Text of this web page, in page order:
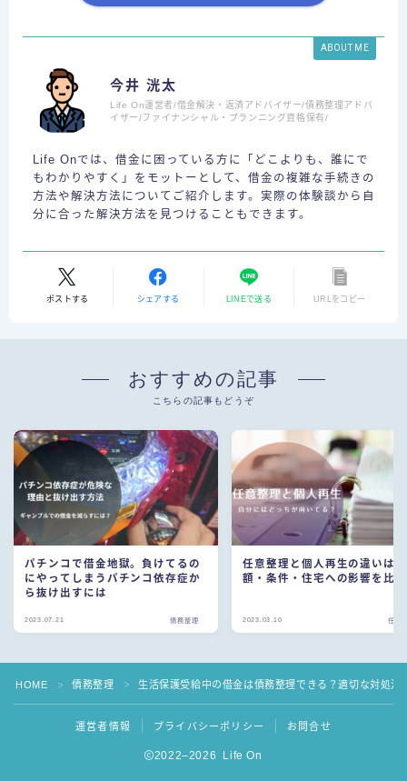
ABOUT ME
今井 洸太
Life On運営者/借金解決・返済アドバイザー/債務整理アドバ
イザー/ファイナンシャル・プランニング資格保有/
Life Onでは、借金に困っている方に「どこよりも、誰にで
もわかりやすく」をモットーとして、借金の複雑な手続きの
方法や解決方法についてご紹介します。実際の体験談から自
分に合った解決方法を見つけることもできます。
ポストする シェアする LINEで送る URLをコピー
おすすめの記事
こちらの記事もどうぞ
パチンコで借金地獄。負けてるの
にやってしまうパチンコ依存症か
ら抜け出すには
2023.07.21 債務整理
任意整理と個人再生の違いは
額・条件・住宅への影響を比較
2023.03.10 任意
HOME ＞ 債務整理 ＞ 生活保護受給中の借金は債務整理できる？適切な対処法
運営者情報 プライバシーポリシー お問合せ
2022–2026 Life On